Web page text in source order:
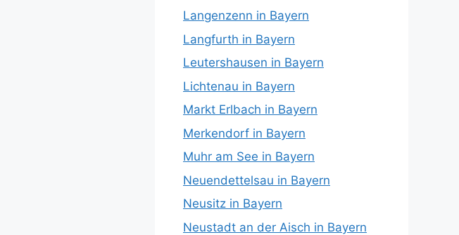
Langenzenn in Bayern
Langfurth in Bayern
Leutershausen in Bayern
Lichtenau in Bayern
Markt Erlbach in Bayern
Merkendorf in Bayern
Muhr am See in Bayern
Neuendettelsau in Bayern
Neusitz in Bayern
Neustadt an der Aisch in Bayern